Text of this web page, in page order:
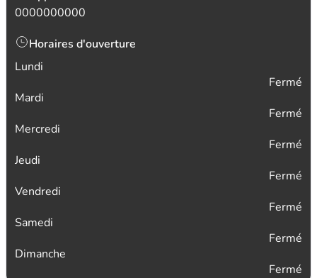
0000000000
Horaires d'ouverture
Lundi
Fermé
Mardi
Fermé
Mercredi
Fermé
Jeudi
Fermé
Vendredi
Fermé
Samedi
Fermé
Dimanche
Fermé